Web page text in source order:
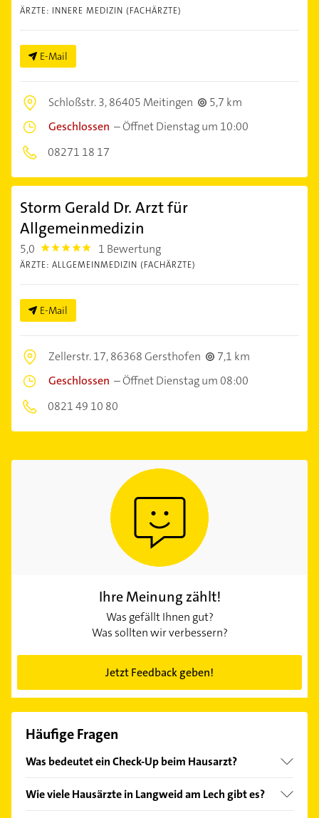
ÄRZTE: INNERE MEDIZIN (FACHÄRZTE)
E-Mail
Schloßstr. 3,86405 Meitingen
5,7 km
Geschlossen –Öffnet Dienstag um 10:00
08271 18 17
Storm Gerald Dr. Arzt für
Allgemeinmedizin
5,0 5.0 1 Bewertung
ÄRZTE: ALLGEMEINMEDIZIN (FACHÄRZTE)
E-Mail
Zellerstr. 17,86368 Gersthofen
7,1 km
Geschlossen –Öffnet Dienstag um 08:00
0821 49 10 80
Ihre Meinung zählt!
Was gefällt Ihnen gut?
Was sollten wir verbessern?
Jetzt Feedback geben!
Häufige Fragen
Was bedeutet ein Check-Up beim Hausarzt?
Jahre Anspruch auf eine Vorsorgeuntersuchung. Der
Wie viele Hausärzte in Langweid am Lech gibt es?